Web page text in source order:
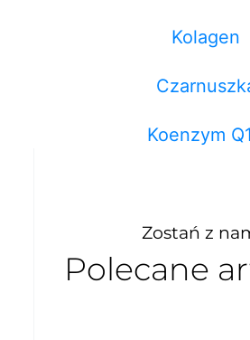
Kolagen
Koenzym
Zostań z
Polecane